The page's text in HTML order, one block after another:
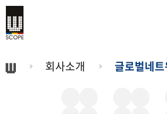
회사소개 글로벌네